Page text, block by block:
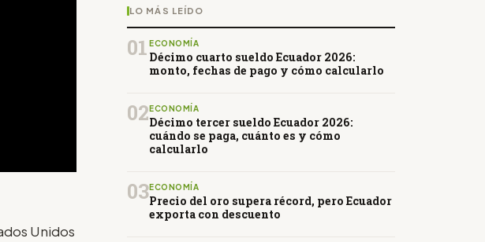
Unidos
LO MÁS LEÍDO
01 ECONOMÍA
Décimo cuarto sueldo Ecuador 2026:
monto, fechas de pago y cómo calcularlo
02 ECONOMÍA
Décimo tercer sueldo Ecuador 2026:
cuándo se paga, cuánto es y cómo
calcularlo
03ECONOMÍA
Precio del oro supera récord, pero Ecuador
exporta con descuento